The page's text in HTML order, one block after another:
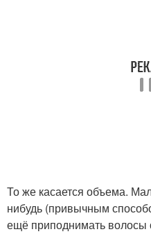
То же касается объема.
нибудь (привычным
ещё приподнимать волосы